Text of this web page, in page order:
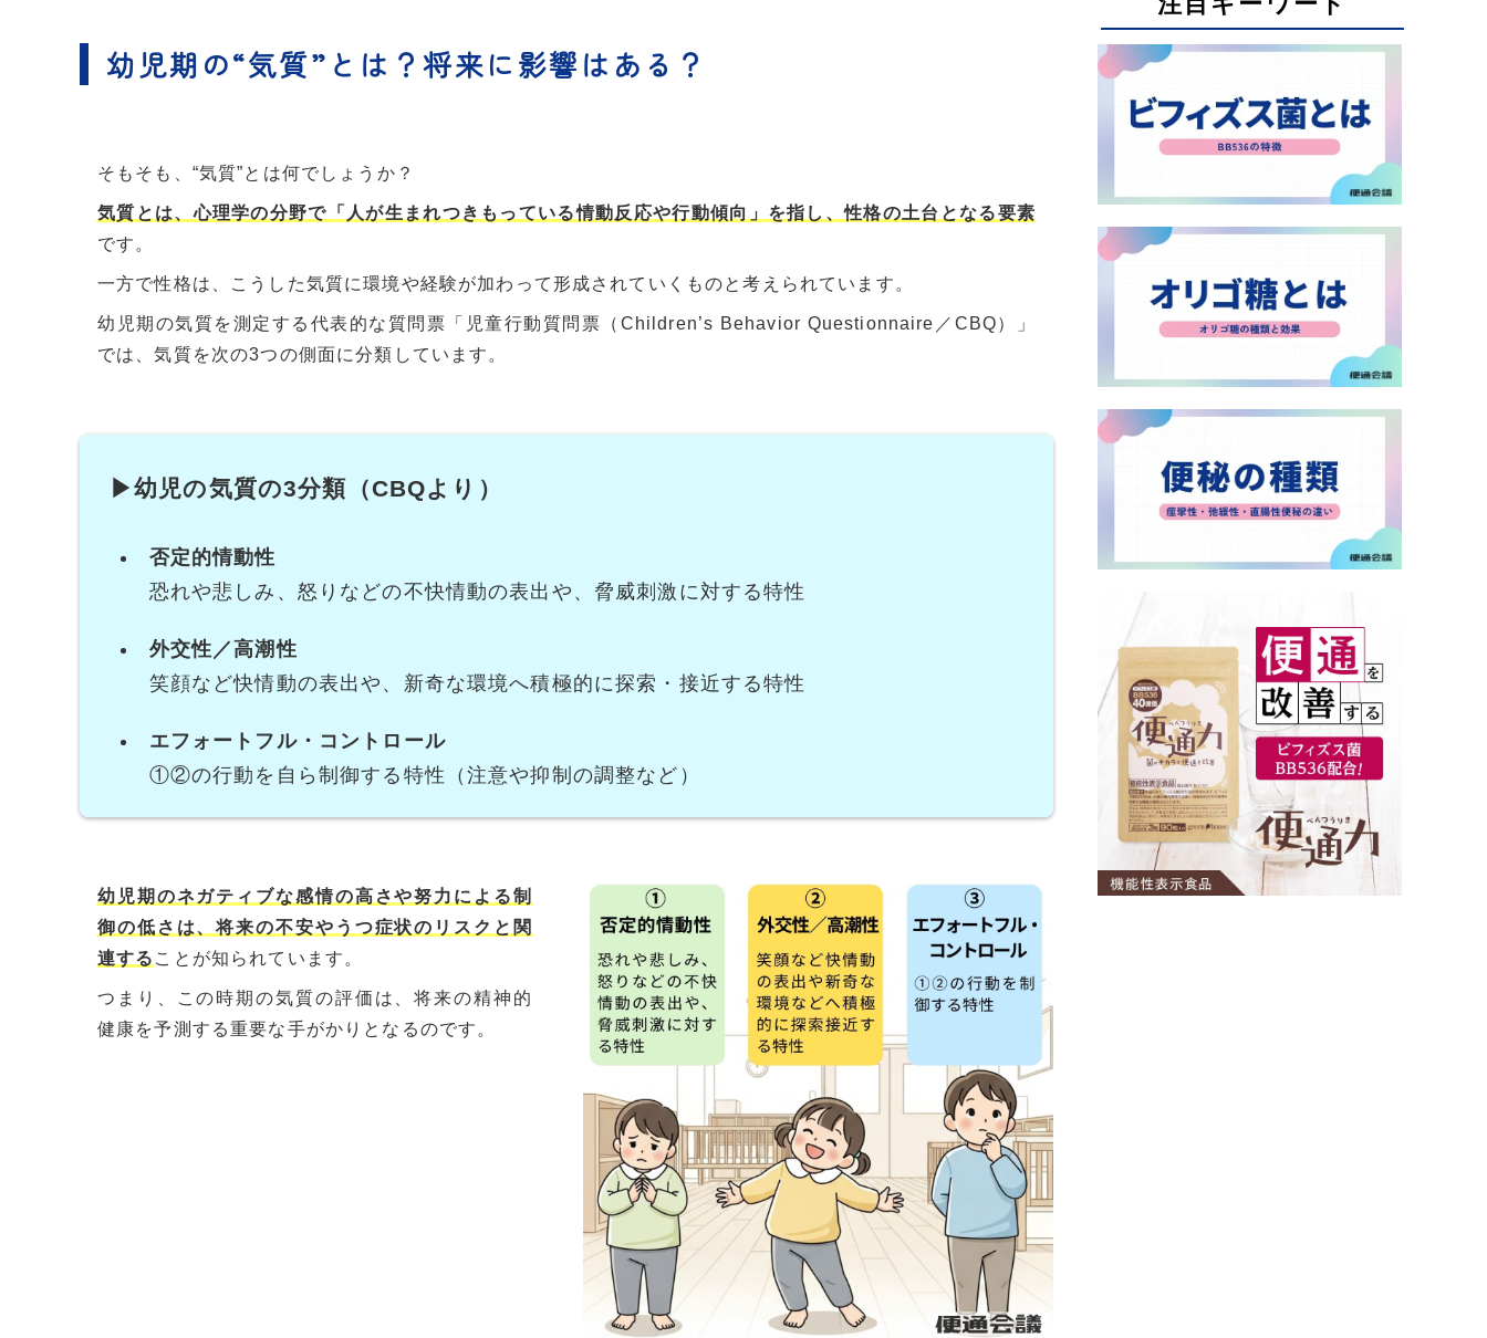
幼児期の“気質”とは？将来に影響はある？
そもそも、“気質”とは何でしょうか？
気質とは、心理学の分野で「人が生まれつきもっている情動反応や行動傾向」を指し、性格の土台となる要素
です。
一方で性格は、こうした気質に環境や経験が加わって形成されていくものと考えられています。
幼児期の気質を測定する代表的な質問票「児童行動質問票（Children’s Behavior Questionnaire／CBQ）」
では、気質を次の3つの側面に分類しています。
▶幼児の気質の3分類（CBQより）
否定的情動性
恐れや悲しみ、怒りなどの不快情動の表出や、脅威刺激に対する特性
外交性／高潮性
笑顔など快情動の表出や、新奇な環境へ積極的に探索・接近する特性
エフォートフル・コントロール
①②の行動を自ら制御する特性（注意や抑制の調整など）
幼児期のネガティブな感情の高さや努力による制
御の低さは、将来の不安やうつ症状のリスクと関
連する ことが知られています。
つまり、この時期の気質の評価は、将来の精神的
健康を予測する重要な手がかりとなるのです。